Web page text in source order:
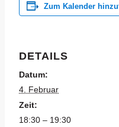
Zum Kalender
DETAILS
Datum:
4. Februar
Zeit:
18:30 – 19:30